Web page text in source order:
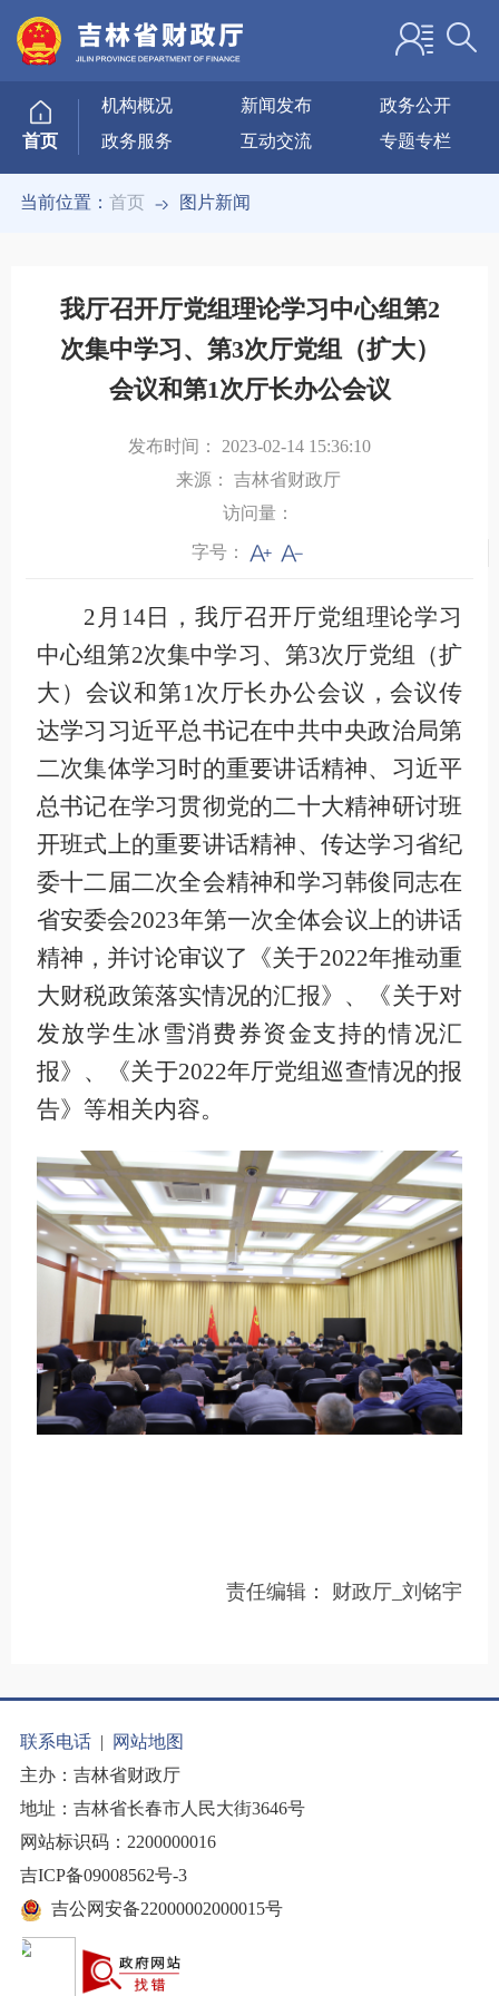
首页
机构概况 新闻发布
政务公开
政务服务
互动交流 专题专栏
当前位置：首页 图片新闻
我厅召开厅党组理论学习中心组第2
次集中学习、第3次厅党组（扩大）
会议和第1次厅长办公会议
发布时间： 2023-02-14 15:36:10
来源：
吉林省财政厅
访问量：
字号：
2月14日，我厅召开厅党组理论学习
中心组第2次集中学习、第3次厅党组（扩
大）会议和第1次厅长办公会议，会议传
达学习习近平总书记在中共中央政治局第
二次集体学习时的重要讲话精神、习近平
总书记在学习贯彻党的二十大精神研讨班
开班式上的重要讲话精神、传达学习省纪
委十二届二次全会精神和学习韩俊同志在
省安委会2023年第一次全体会议上的讲话
精神，并讨论审议了《关于2022年推动重
大财税政策落实情况的汇报》、《关于对
发放学生冰雪消费券资金支持的情况汇
报》、《关于2022年厅党组巡查情况的报
告》等相关内容。
责任编辑： 财政厅_刘铭宇
联系电话 |
网站地图
主办：吉林省财政厅
地址：吉林省长春市人民大街3646号
网站标识码：2200000016
吉ICP备09008562号-3
吉公网安备22000002000015号